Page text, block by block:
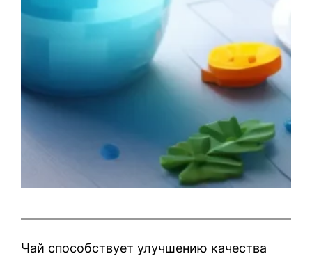
Чай способствует улучшению качества